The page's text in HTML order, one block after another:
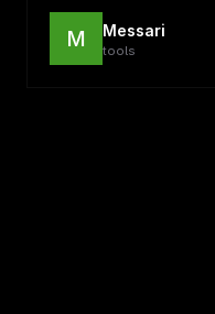
M Messari
tools